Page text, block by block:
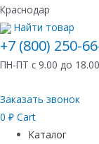
Краснодар
Найти товар
+7 (800) 250-
ПН-ПТ с 9.00 до 18.00
Заказать звонок
0 ₽ Cart
Каталог